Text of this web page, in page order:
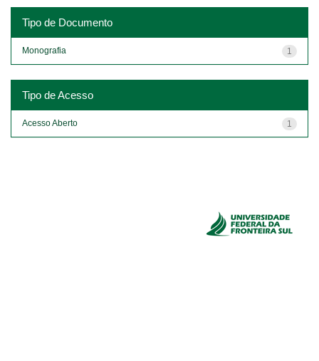
Tipo de Documento
1
Monografia
Tipo de Acesso
1
Acesso Aberto